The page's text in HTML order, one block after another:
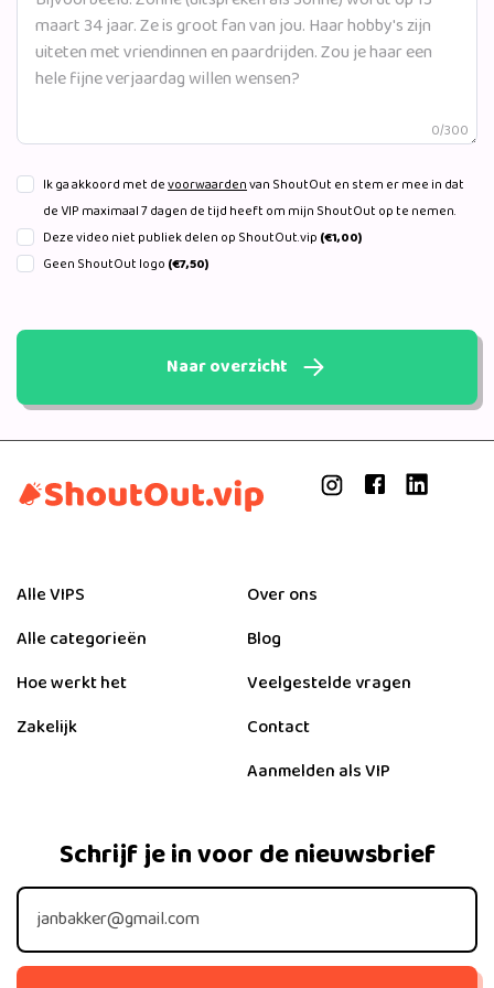
0/300
Ik ga akkoord met devoorwaardenvan ShoutOut en stem er mee in dat
de VIP maximaal 7 dagen de tijd heeft om mijn ShoutOut op te nemen.
Deze video niet publiek delen op ShoutOut.vip (€1,00)
Geen ShoutOut logo (€7,50)
Naar overzicht
Alle VIPS
Alle categorieën
Hoe werkt het
Zakelijk
Over ons
Blog
Veelgestelde vragen
Contact
Aanmelden als VIP
Schrijf je in voor de nieuwsbrief